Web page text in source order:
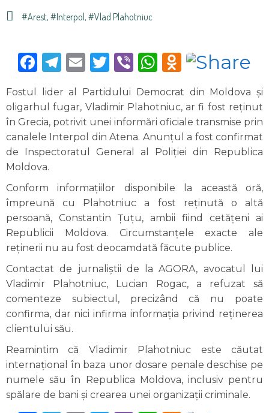
#arest, #Interpol , #Vlad Plahotniuc
Facebook
Telegram
EmailTwitter
ViberWhatsApp
Fostul lider al Partidului Democrat din Moldova și
oligarhul fugar, Vladimir Plahotniuc, ar fi fost reținut
în Grecia, potrivit unei informări oficiale transmise prin
canalele Interpol din Atena. Anunțul a fost confirmat
de Inspectoratul General al Poliției din Republica
Moldova.
Conform informațiilor disponibile la această oră,
împreună cu Plahotniuc a fost reținută o altă
persoană, Constantin Țuțu, ambii fiind cetățeni ai
Republicii Moldova. Circumstanțele exacte ale
reținerii nu au fost deocamdată făcute publice.
Contactat de jurnaliștii de la AGORA, avocatul lui
Vladimir Plahotniuc, Lucian Rogac, a refuzat să
comenteze subiectul, precizând că nu poate
confirma, dar nici infirma informația privind reținerea
clientului său.
Reamintim că Vladimir Plahotniuc este căutat
internațional în baza unor dosare penale deschise pe
numele său în Republica Moldova, inclusiv pentru
spălare de bani și crearea unei organizații criminale.